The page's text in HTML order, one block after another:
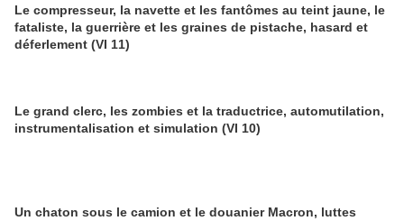
Le compresseur, la navette et les fantômes au teint jaune, le
fataliste, la guerrière et les graines de pistache, hasard et
déferlement (VI 11)
Le grand clerc, les zombies et la traductrice, automutilation,
instrumentalisation et simulation (VI 10)
Un chaton sous le camion et le douanier Macron, luttes